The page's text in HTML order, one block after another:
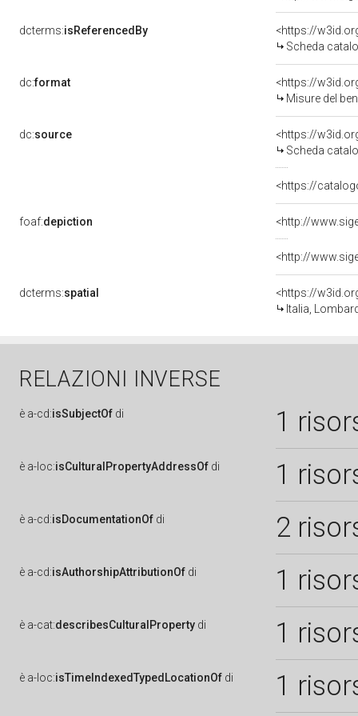
dcterms:isReferencedBy
<https://
Scheda
dc:format
<https://
Misure del
dc:source
<https://
Scheda
<https://
foaf:depiction
dcterms:spatial
<https://
Italia,
RELAZIONI INVERSE
è a-cd:isSubjectOf di 1
è a-loc:isCulturalPropertyAddressOf di 1
è a-cd:isDocumentationOf di 2
è a-cd:isAuthorshipAttributionOf di 1
è a-cat:describesCulturalProperty di 1
è a-loc:isTimeIndexedTypedLocationOf di 1